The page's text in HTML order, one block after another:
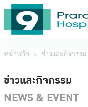
หน้าหลัก > ข่าวและกิจกรรม
ข่าวและกิจกรรม
NEWS & EVENT